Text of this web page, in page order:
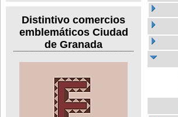
Distintivo comercios
emblemáticos Ciudad
de Granada